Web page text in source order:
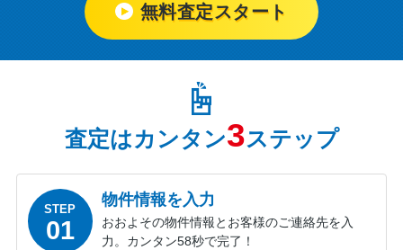
無料査定スタート
査定はカンタン3ステップ
STEP
01
物件情報を入力
おおよその物件情報とお客様のご連絡先を入
力。カンタン58秒で完了！